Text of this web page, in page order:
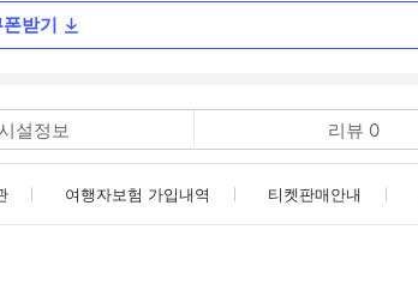
폰받기
설정보 리뷰 0
여행자보험 가입내역 티켓판매안내